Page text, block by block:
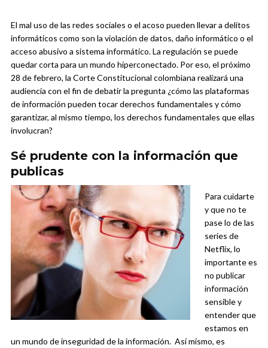
El mal uso de las redes sociales o el acoso pueden llevar a delitos
informáticos como son la violación de datos, daño informático o el
acceso abusivo a sistema informático. La regulación se puede
quedar corta para un mundo hiperconectado. Por eso, el próximo
28 de febrero, la Corte Constitucional colombiana realizará una
audiencia con el fin de debatir la pregunta ¿cómo las plataformas
de información pueden tocar derechos fundamentales y cómo
garantizar, al mismo tiempo, los derechos fundamentales que ellas
involucran?
Sé prudente con la información que
publicas
Para cuidarte
y que no te
pase lo de las
series de
Netflix, lo
importante es
no publicar
información
sensible y
entender que
estamos en
un mundo de inseguridad de la información. Así mismo, es